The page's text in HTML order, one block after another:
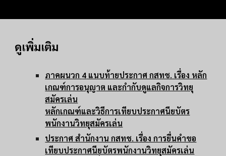
ดูเพิ่มเติม
ภาคผนวก 4 แนบท้ายประกาศ กสทช. เรื่อง หลัก
เกณฑ์การอนุญาต และกำกับดูแลกิจการวิทยุ
สมัครเล่น
หลักเกณฑ์และวิธีการเทียบประกาศนียบัตร
พนักงานวิทยุสมัครเล่น
ประกาศ สำนักงาน กสทช. เรื่อง การยื่นคำขอ
เทียบประกาศนียบัตรพนักงานวิทยุสมัครเล่น